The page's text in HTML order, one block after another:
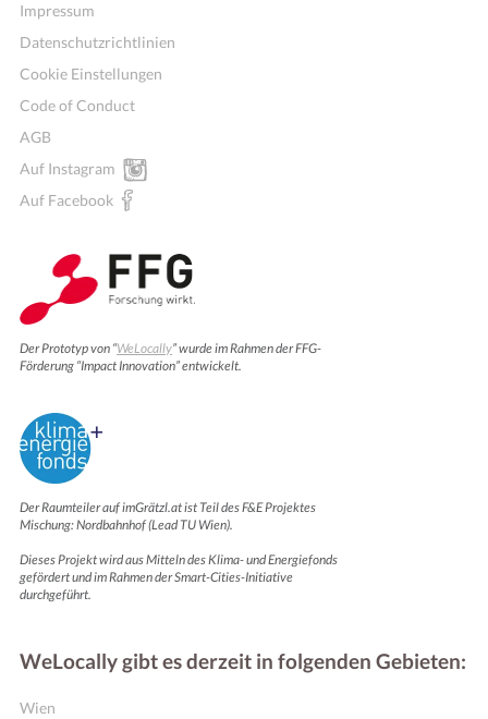
Impressum
Datenschutzrichtlinien
Cookie Einstellungen
Code of Conduct
AGB
Auf Instagram
Auf Facebook
Der Prototyp von “WeLocally” wurde im Rahmen der FFG-
Förderung “Impact Innovation” entwickelt.
Der Raumteiler auf imGrätzl.at ist Teil des F&E Projektes
Mischung: Nordbahnhof (Lead TU Wien).
Dieses Projekt wird aus Mitteln des Klima- und Energiefonds
gefördert und im Rahmen der Smart-Cities-Initiative
durchgeführt.
WeLocally gibt es derzeit in folgenden Gebieten:
Wien